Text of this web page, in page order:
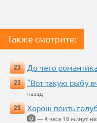
Также смотрите:
23 До чего
23
"Вот такую рыбу
назад
23
Хорош поить
— 4 часа 18 минут